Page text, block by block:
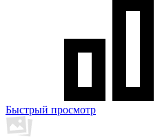
Быстрый просмотр